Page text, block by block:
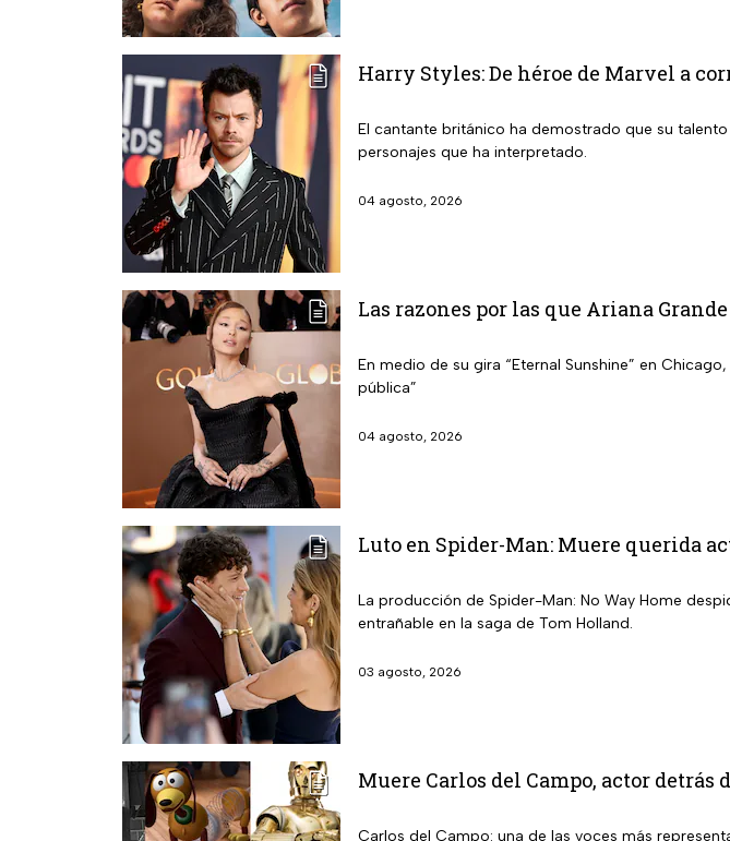
Harry Styles: De héroe de Marvel a
El cantante británico ha demostrado que su
personajes que ha interpretado.
04 agosto, 2026
Las razones por las que Ariana
En medio de su gira “Eternal Sunshine” en
pública”
04 agosto, 2026
Luto en Spider-Man: Muere querida
La producción de Spider-Man: No Way Home
entrañable en la saga de Tom Holland.
03 agosto, 2026
Muere Carlos del Campo, actor
Carlos del Campo: una de las voces más